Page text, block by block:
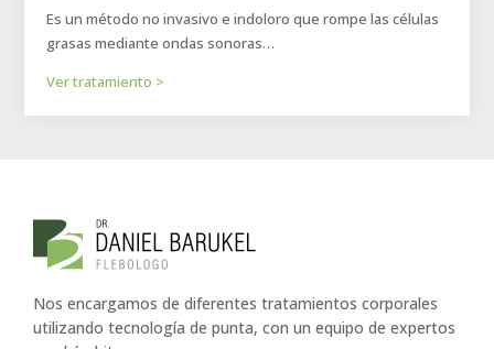
Es un método no invasivo e indoloro que rompe las células
grasas mediante ondas sonoras…
Ver tratamiento >
Nos encargamos de diferentes tratamientos corporales
utilizando tecnología de punta, con un equipo de expertos